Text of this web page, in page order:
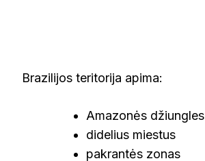
Brazilijos teritorija apima:
Amazonės džiungles
didelius miestus
pakrantės zonas